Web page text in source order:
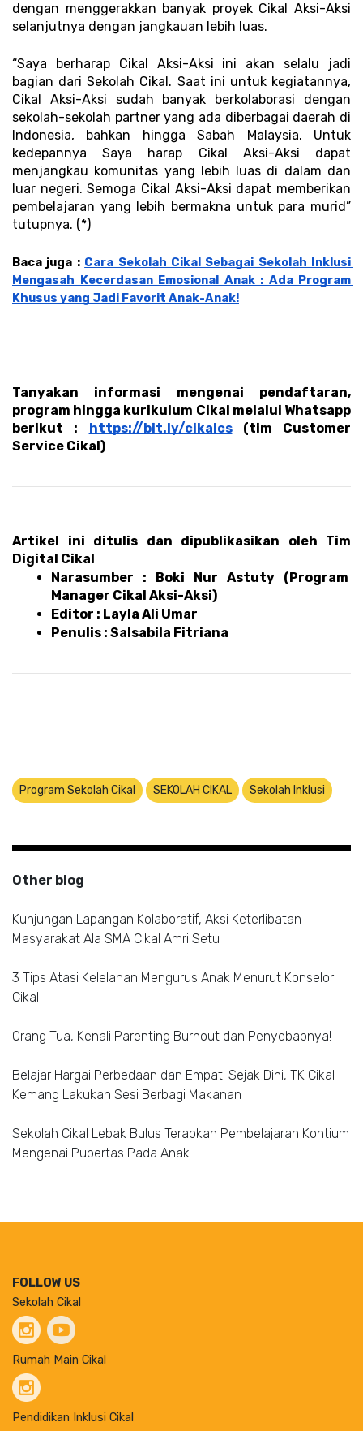
dengan menggerakkan banyak proyek Cikal Aksi-Aksi
selanjutnya dengan jangkauan lebih luas.
“Saya berharap Cikal Aksi-Aksi ini akan selalu jadi
bagian dari Sekolah Cikal. Saat ini untuk kegiatannya,
Cikal Aksi-Aksi sudah banyak berkolaborasi dengan
sekolah-sekolah partner yang ada diberbagai daerah di
Indonesia, bahkan hingga Sabah Malaysia. Untuk
kedepannya Saya harap Cikal Aksi-Aksi dapat
menjangkau komunitas yang lebih luas di dalam dan
luar negeri. Semoga Cikal Aksi-Aksi dapat memberikan
pembelajaran yang lebih bermakna untuk para murid”
tutupnya. (*)
Baca juga : Cara Sekolah Cikal Sebagai Sekolah Inklusi
Mengasah Kecerdasan Emosional Anak : Ada Program
Khusus yang Jadi Favorit Anak-Anak!
Tanyakan informasi mengenai pendaftaran,
program hingga kurikulum Cikal melalui Whatsapp
berikut :
https://bit.ly/cikalcs (tim Customer
Service Cikal)
Artikel ini ditulis dan dipublikasikan oleh Tim
Digital Cikal
Narasumber : Boki Nur Astuty (Program
Manager Cikal Aksi-Aksi)
Editor : Layla Ali Umar
Penulis : Salsabila Fitriana
Program Sekolah Cikal SEKOLAH CIKAL Sekolah Inklusi
Other blog
Kunjungan Lapangan Kolaboratif, Aksi Keterlibatan
Masyarakat Ala SMA Cikal Amri Setu
3 Tips Atasi Kelelahan Mengurus Anak Menurut Konselor
Cikal
Orang Tua, Kenali Parenting Burnout dan Penyebabnya!
Belajar Hargai Perbedaan dan Empati Sejak Dini, TK Cikal
Kemang Lakukan Sesi Berbagi Makanan
Sekolah Cikal Lebak Bulus Terapkan Pembelajaran Kontium
Mengenai Pubertas Pada Anak
FOLLOW US
Sekolah Cikal
Rumah Main Cikal
Pendidikan Inklusi Cikal